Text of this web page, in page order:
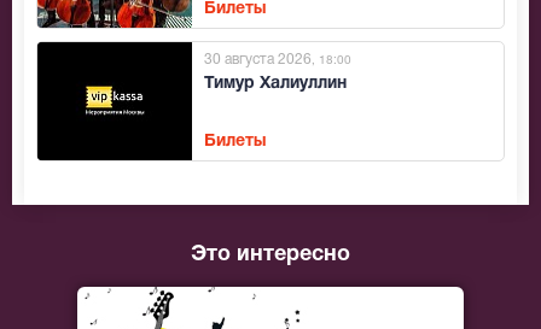
Билеты
Тимур Халиуллин
30 августа 2026 , 18:00
Билеты
Это интересно